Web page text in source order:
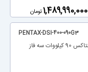
‎1,489,990,000 تومان
PENTAX-DSI-400-090G3